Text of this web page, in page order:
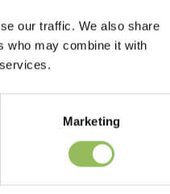
our traffic. We also share
who may combine it with
Marketing